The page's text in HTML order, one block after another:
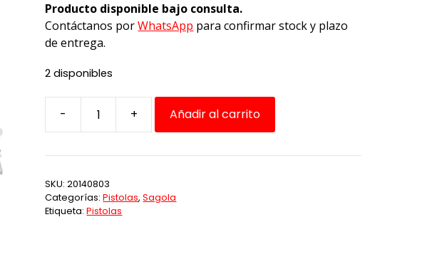
Producto disponible bajo consulta.
Contáctanos porWhatsApp para confirmar stock y plazo
de entrega.
2 disponibles
-
Premium
1.00
cantidad
+ Añadir al carrito
SKU:20140803
Categorías:Pistolas,Sagola
Etiqueta:Pistolas